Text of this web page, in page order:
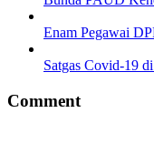
Enam Pegawai
Satgas Covid-19
Comment